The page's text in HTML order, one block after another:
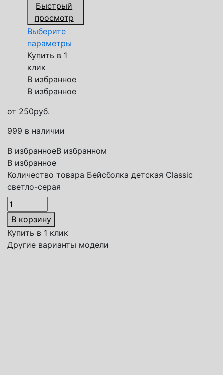
Быстрый
просмотр
Выберите
параметры
Купить в 1
клик
В избранное
В избранное
от 250руб.
999 в наличии
В избранноеВ избранном
В избранное
Количество товара Бейсболка детская Classic
светло-серая
В корзину
Купить в 1 клик
Другие варианты модели